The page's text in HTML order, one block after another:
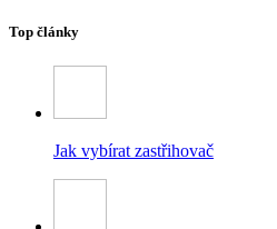
Top články
Jak vybírat zastřihovač